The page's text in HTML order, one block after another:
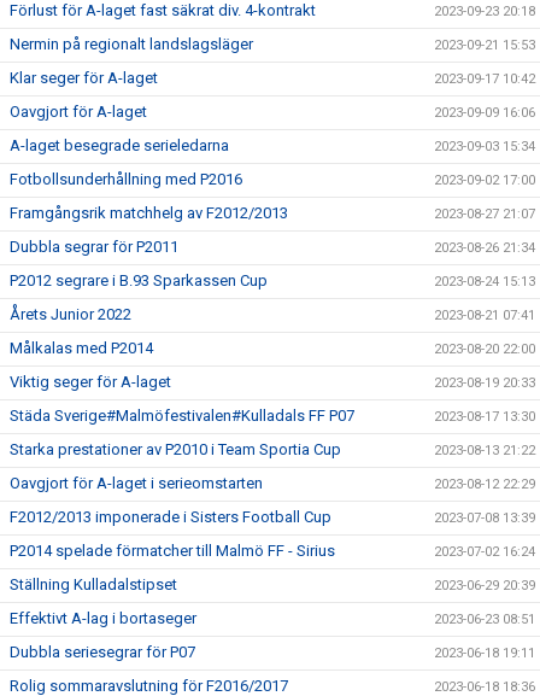
Förlust för A-laget fast säkrat div. 4-kontrakt 2023-09-23 20:18
Nermin på regionalt landslagsläger 2023-09-21 15:53
Klar seger för A-laget 2023-09-17 10:42
Oavgjort för A-laget 2023-09-09 16:06
A-laget besegrade serieledarna 2023-09-03 15:34
Fotbollsunderhållning med P2016 2023-09-02 17:00
Framgångsrik matchhelg av F2012/2013 2023-08-27 21:07
Dubbla segrar för P2011 2023-08-26 21:34
P2012 segrare i B.93 Sparkassen Cup 2023-08-24 15:13
Årets Junior 2022 2023-08-21 07:41
Målkalas med P2014 2023-08-20 22:00
Viktig seger för A-laget 2023-08-19 20:33
Städa Sverige#Malmöfestivalen#Kulladals FF P07 2023-08-17 13:30
Starka prestationer av P2010 i Team Sportia Cup 2023-08-13 21:22
Oavgjort för A-laget i serieomstarten 2023-08-12 22:29
F2012/2013 imponerade i Sisters Football Cup 2023-07-08 13:39
P2014 spelade förmatcher till Malmö FF - Sirius 2023-07-02 16:24
Ställning Kulladalstipset 2023-06-29 20:39
Effektivt A-lag i bortaseger 2023-06-23 08:51
Dubbla seriesegrar för P07 2023-06-18 19:11
Rolig sommaravslutning för F2016/2017 2023-06-18 18:36